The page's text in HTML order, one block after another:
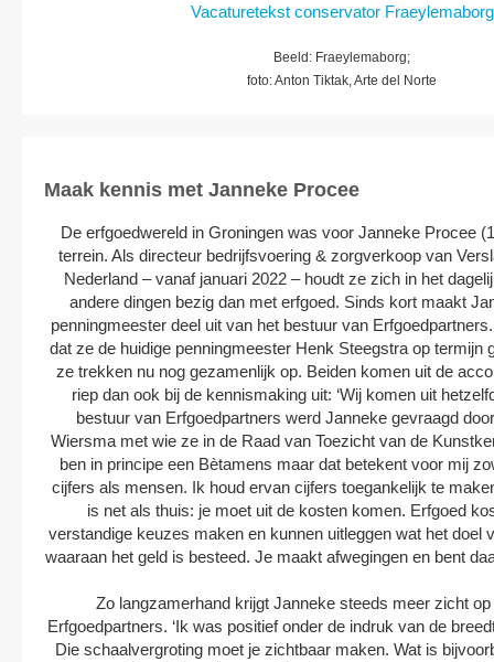
Vacaturetekst conservator Fraeylemaborg
Beeld: Fraeylemaborg;
foto: Anton Tiktak, Arte del Norte
Maak kennis met Janneke Procee
De erfgoedwereld in Groningen was voor Janneke Procee
terrein. Als directeur bedrijfsvoering & zorgverkoop van
Nederland – vanaf januari 2022 – houdt ze zich in het
andere dingen bezig dan met erfgoed. Sinds kort maakt
penningmeester deel uit van het bestuur van
dat ze de huidige penningmeester Henk Steegstra op termijn
ze trekken nu nog gezamenlijk op. Beiden komen uit de
riep dan ook bij de kennismaking uit: ‘Wij komen uit
bestuur van Erfgoedpartners werd Janneke gevraagd
Wiersma met wie ze in de Raad van Toezicht van de
ben in principe een Bètamens maar dat betekent voor mij
cijfers als mensen. Ik houd ervan cijfers toegankelijk te
is net als thuis: je moet uit de kosten komen. Erfgoed
verstandige keuzes maken en kunnen uitleggen wat het doel
waaraan het geld is besteed. Je maakt afwegingen en bent
Zo langzamerhand krijgt Janneke steeds meer zicht
Erfgoedpartners. ‘Ik was positief onder de indruk van de
Die schaalvergroting moet je zichtbaar maken. Wat is